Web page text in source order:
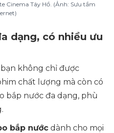
Cinema Tây Hồ. (Ảnh: Sưu tầm
dạng, có nhiều ưu
bạn không chỉ được
chất lượng mà còn có
bắp nước đa dạng, phù
bắp nước dành cho mọi